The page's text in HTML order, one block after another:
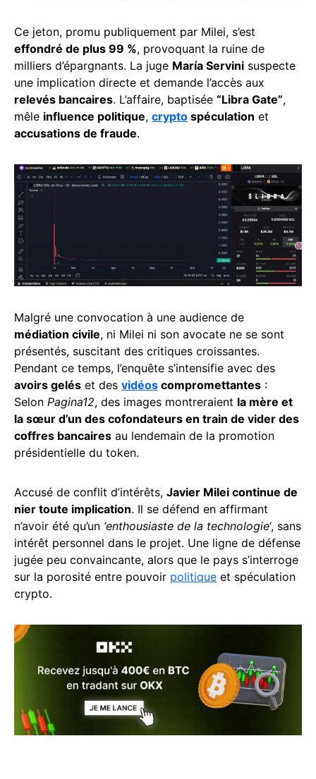
Ce jeton, promu publiquement par Milei, s’est
effondré de plus 99 %, provoquant la ruine de
milliers d’épargnants. La juge María Servini suspecte
une implication directe et demande l’accès aux
relevés bancaires. L’affaire, baptisée “Libra Gate”,
mêle influence politique, crypto spéculation et
accusations de fraude.
Malgré une convocation à une audience de
médiation civile, ni Milei ni son avocate ne se sont
présentés, suscitant des critiques croissantes.
Pendant ce temps, l’enquête s’intensifie avec des
avoirs gelés et des vidéos compromettantes :
Selon Pagina12, des images montreraient la mère et
la sœur d’un des cofondateurs en train de vider des
coffres bancaires au lendemain de la promotion
présidentielle du token.
Accusé de conflit d’intérêts, Javier Milei continue de
nier toute implication. Il se défend en affirmant
n’avoir été qu’un ‘enthousiaste de la technologie‘, sans
intérêt personnel dans le projet. Une ligne de défense
jugée peu convaincante, alors que le pays s’interroge
sur la porosité entre pouvoir politique et spéculation
crypto.